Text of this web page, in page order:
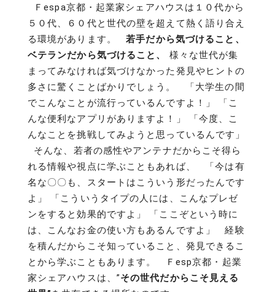
Ｆespa京都・起業家シェアハウスは１０代から
５０代、６０代と世代の壁を超えて熱く語り合え
る環境があります。若手だから気づけること、
ベテランだから気づけること、
様々な世代が集
まってみなければ気づけなかった発見やヒントの
多さに驚くことばかりでしょう。 「大学生の間
でこんなことが流行っているんですよ！」 「こ
んな便利なアプリがありますよ！」 「今度、こ
んなことを挑戦してみようと思っているんです」
そんな、若者の感性やアンテナだからこそ得ら
れる情報や視点に学ぶこともあれば、 「今は有
名な〇〇も、スタートはこういう形だったんです
よ」 「こういうタイプの人には、こんなプレゼ
ンをすると効果的ですよ」 「ここぞという時に
は、こんなお金の使い方もあるんですよ」 経験
を積んだからこそ知っていること、発見できるこ
とから学ぶこともあります。 Ｆesp京都・起業
家シェアハウスは、”その世代だからこそ見える